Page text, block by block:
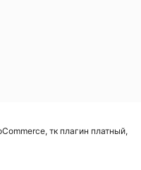
тк плагин платный,